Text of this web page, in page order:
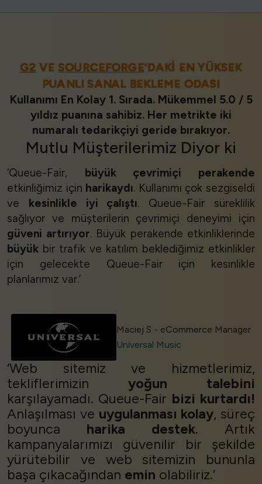
G2 VESOURCEFORGE'DAKI EN YÜKSEK
PUANLI SANAL BEKLEME ODASI
Kullanımı En Kolay 1. Sırada. Mükemmel 5.0 / 5
yıldız puanına sahibiz. Her metrikte iki
numaralı tedarikçiyi geride bırakıyor.
Mutlu Müşterilerimiz Diyor ki
‘Queue-Fair, büyük çevrimiçi perakende
etkinliğimiz için harikaydı. Kullanımı çok sezgiseldi
ve kesinlikle iyi çalıştı. Queue-Fair süreklilik
sağlıyor ve müşterilerin çevrimiçi deneyimi için
güveni artırıyor. Büyük perakende etkinliklerinde
büyük bir trafik ve katılım beklediğimiz etkinlikler
için gelecekte Queue-Fair için kesinlikle
planlarımız var.’
Maciej S - eCommerce Manager
Universal Music
‘Web sitemiz ve hizmetlerimiz,
tekliflerimizin yoğun talebini
karşılayamadı. Queue-Fair bizi kurtardı!
Anlaşılması ve uygulanması kolay, süreç
boyunca harika destek. Artık
kampanyalarımızı güvenilir bir şekilde
yürütebilir ve web sitemizin bununla
başa çıkacağından emin olabiliriz.’